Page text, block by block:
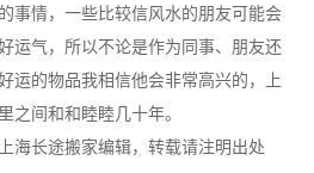
情，一些比较信风水的朋友可能会
运气，所以不论是作为同事、朋友还
运的物品我相信他会非常高兴的，上
之间和和睦睦几十年。
长途搬家编辑，转载请注明出处